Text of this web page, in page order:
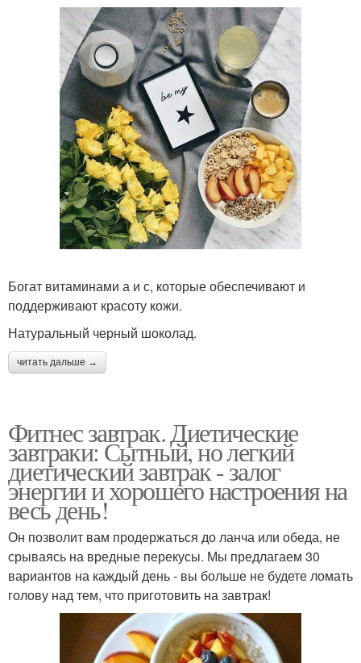
Богат витаминами а и с, которые обеспечивают и
поддерживают красоту кожи.
Натуральный черный шоколад.
читать дальше →
Фитнес завтрак. Диетические
завтраки: Сытный, но легкий
диетический завтрак - залог
энергии и хорошего настроения на
весь день!
Он позволит вам продержаться до ланча или обеда, не
срываясь на вредные перекусы. Мы предлагаем 30
вариантов на каждый день - вы больше не будете ломать
голову над тем, что приготовить на завтрак!